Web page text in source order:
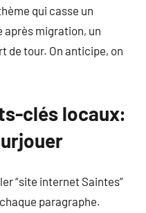
qui casse un
après migration, un
de tour. On anticipe, on
clés locaux:
“site internet Saintes”
paragraphe.